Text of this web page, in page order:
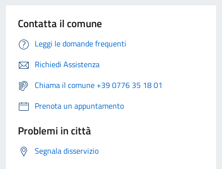
Contatta il comune
Leggi le domande frequenti
Richiedi Assistenza
Chiama il comune +39 0776 35 18 01
Prenota un appuntamento
Problemi in città
Segnala disservizio